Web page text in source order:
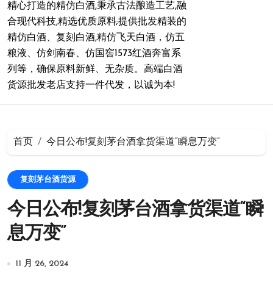
精心打造的精仿白酒,秉承古法酿造工艺,融
合现代科技,精选优质原料;提供批发精装的
精仿白酒、复刻白酒,精仿飞天白酒，仿五
粮液、仿剑南春、仿国窖1573红酒奔富系
列等，确保原料新鲜、无杂质。高端白酒
货源批发老店支持一件代发，以诚为本!
首页 今日公布!复刻茅台酒拿货渠道“瞬息万变”
复刻茅台酒货源
今日公布!复刻茅台酒拿货渠道“瞬
息万变”
11 月 26, 2024